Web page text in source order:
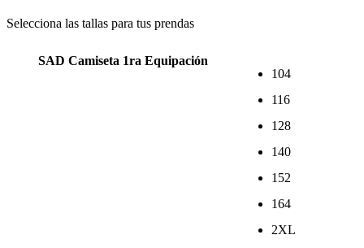
Selecciona las tallas para tus prendas
SAD Camiseta 1ra Equipación
104
116
128
140
152
164
2XL